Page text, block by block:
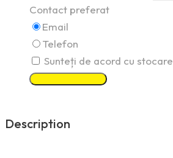
Contact preferat
Email
Telefon
Sunteți de acord cu
Description